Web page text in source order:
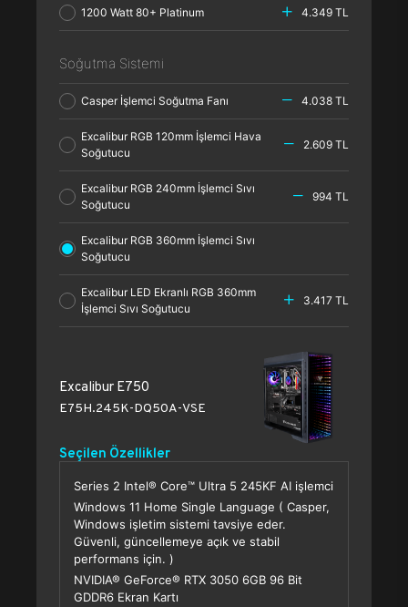
1200 Watt 80+ Platinum 4.349 TL
Soğutma Sistemi
Casper İşlemci Soğutma Fanı 4.038 TL
Excalibur RGB 120mm İşlemci Hava
Soğutucu
2.609 TL
Excalibur RGB 240mm İşlemci Sıvı
Soğutucu
994 TL
Excalibur RGB 360mm İşlemci Sıvı
Soğutucu
Excalibur LED Ekranlı RGB 360mm
İşlemci Sıvı Soğutucu
3.417 TL
Excalibur E750
E75H.245K-DQ50A-VSE
Seçilen Özellikler
Series 2 Intel® Core™ Ultra 5 245KF AI işlemci
Windows 11 Home Single Language ( Casper,
Windows işletim sistemi tavsiye eder.
Güvenli, güncellemeye açık ve stabil
performans için. )
NVIDIA® GeForce® RTX 3050 6GB 96 Bit
GDDR6 Ekran Kartı